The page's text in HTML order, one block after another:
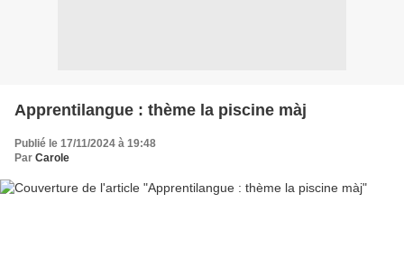
Apprentilangue : thème la piscine màj
Publié le 17/11/2024 à 19:48
Par Carole